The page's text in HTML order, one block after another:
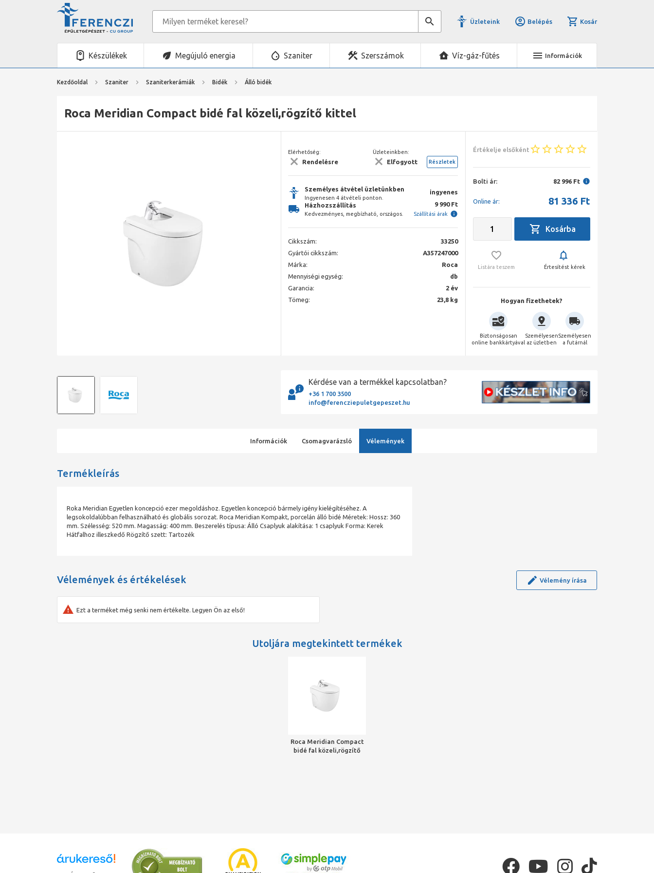
Üzleteink Belépés Kosár
Készülékek Megújuló energia Szaniter Szerszámok Víz-gáz-fűtés Információk
Kezdőoldal Szaniter Szaniterkerámiák Bidék Álló bidék
Roca Meridian Compact bidé fal közeli,rögzítő kittel
Elérhetőség:
Rendelésre
Üzleteinkben:
Elfogyott Részletek
Személyes átvétel üzletünkben
Ingyenesen 4 átvételi ponton.
ingyenes
Házhozszállítás
Kedvezményes, megbízható, országos.
9 990 Ft
Szállítási árak
Cikkszám:
33250
Gyártói cikkszám:
A357247000
Márka:
Roca
Mennyiségi egység:
db
Garancia:
2 év
Tömeg:
23,8 kg
Értékelje elsőként
Bolti ár: 82 996 Ft
Online ár: 81 336 Ft
Listára teszem Értesítést kérek
Hogyan fizethetek?
Biztonságosan
online bankkártyával
Személyesen
az üzletben
Személyesen
a futárnál
Kérdése van a termékkel kapcsolatban?
+36 1 700 3500
info@ferencziepuletgepeszet.hu
Információk Csomagvarázsló Vélemények
Termékleírás
Roka Meridian Egyetlen koncepció ezer megoldáshoz. Egyetlen koncepció bármely igény kielégítéséhez. A
legsokoldalúbban felhasználható és globális sorozat. Roca Meridian Kompakt, porcelán álló bidé Méretek: Hossz: 360
mm. Szélesség: 520 mm. Magasság: 400 mm. Beszerelés típusa: Álló Csaplyuk alakítása: 1 csaplyuk Forma: Kerek
Hátfalhoz illeszkedő Rögzítő szett: Tartozék
Vélemények és értékelések Vélemény írása
Ezt a terméket még senki nem értékelte. Legyen Ön az első!
Utoljára megtekintett termékek
Roca Meridian Compact
bidé fal közeli,rögzítő